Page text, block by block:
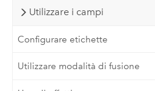
Utilizzare i campi
Configurare etichette
Utilizzare modalità di fusione